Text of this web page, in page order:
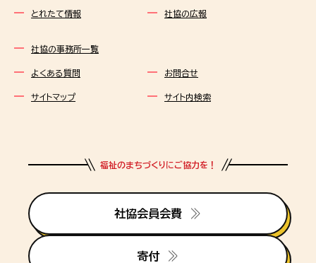
とれたて情報 社協の広報
社協の事務所一覧
よくある質問 お問合せ
サイトマップ サイト内検索
福祉のまちづくりにご協力を！
社協会員会費
寄付